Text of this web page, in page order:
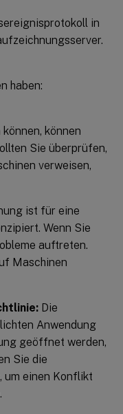
in
haben:
können
Sie überprüfen,
verweisen,
ist für eine
Wenn Sie
auftreten.
Maschinen
Die
Anwendung
geöffnet werden,
Sie die
um einen Konflikt